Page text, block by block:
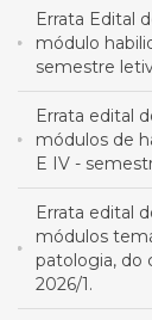
Errata Edital
módulo
semestre
Errata edital
módulos de
E IV -
Errata edital
módulos
patologia, do
2026/1.